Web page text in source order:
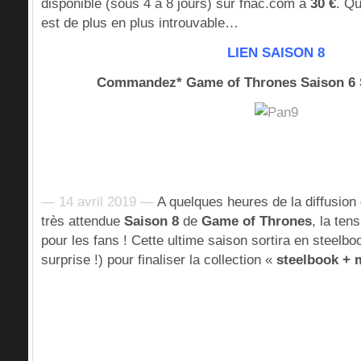
disponible (sous 4 à 8 jours) sur fnac.com à 30 €.
est de plus en plus introuvable…
LIEN SAISON 8
Commandez* Game of Thrones Saison
— 14 avril 2019 — A quelques heures de la
très attendue Saison 8 de Game of Thrones, la
pour les fans ! Cette ultime saison sortira en
surprise !) pour finaliser la collection « steelbook +